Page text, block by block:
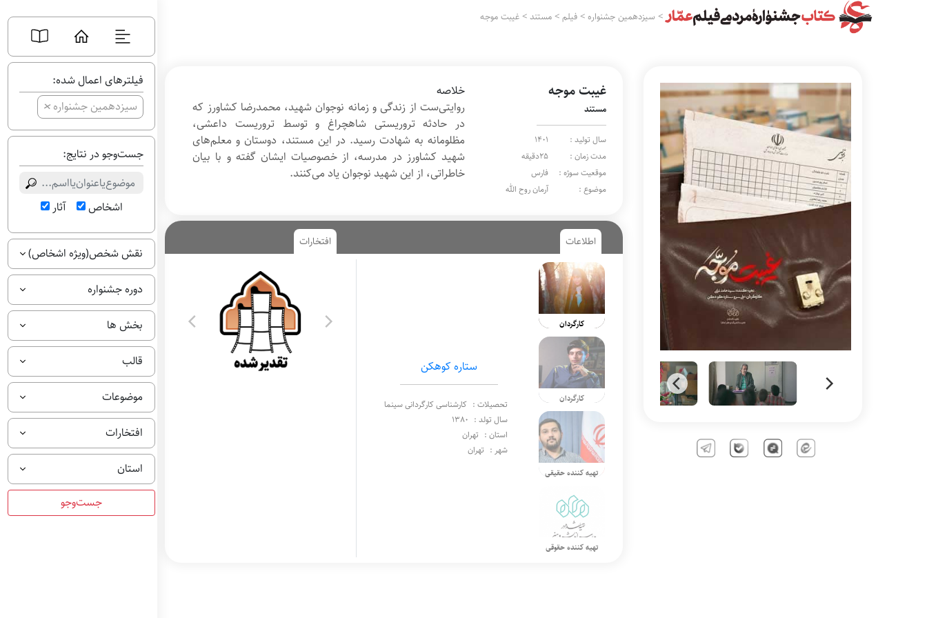
فیلترهای اعمال شده:
سیزدهمین جشنواره+
جست‌وجو در نتایج:
اشخاص آثار
نقش شخص(ویژه اشخاص)
دوره جشنواره
بخش ها
قالب
موضوعات
افتخارات
استان
> سیزدهمین جشنواره >فیلم >مستند >غیبت موجه
غیبت موجه
مستند
سال تولید :
1401
مدت زمان :
25دقیقه
موقعیت سوژه :
فارس
موضوع :
آرمان روح الله
خلاصه
روایتی‌ست از زندگی و زمانه نوجوان شهید، محمدرضا کشاورز که
در حادثه تروریستی شاهچراغ و توسط تروریست داعشی،
مظلومانه به شهادت رسید. در این مستند، دوستان و معلم‌های
شهید کشاورز در مدرسه، از خصوصیات ایشان گفته و با بیان
خاطراتی، از این شهید نوجوان یاد می‌کنند.
اطلاعات افتخارات
کارگردان
کارگردان
تهیه کننده حقیقی
تهیه کننده حقوقی
ستاره کوهکن
تحصیلات : کارشناسی کارگردانی سینما
سال تولد : 1380
استان : تهران
شهر : تهران